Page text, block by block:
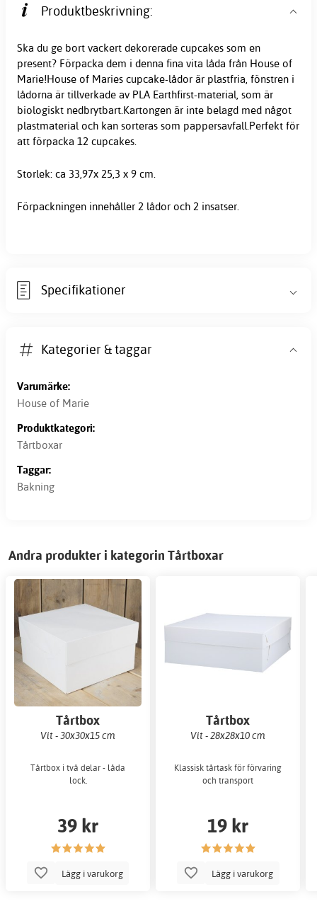
Produktbeskrivning:
Ska du ge bort vackert dekorerade cupcakes som en
present? Förpacka dem i denna fina vita låda från House of
Marie!House of Maries cupcake-lådor är plastfria, fönstren i
lådorna är tillverkade av PLA Earthfirst-material, som är
biologiskt nedbrytbart.Kartongen är inte belagd med något
plastmaterial och kan sorteras som pappersavfall.Perfekt för
att förpacka 12 cupcakes.
Storlek: ca 33,97x 25,3 x 9 cm.
Förpackningen innehåller 2 lådor och 2 insatser.
Specifikationer
Kategorier & taggar
Varumärke:
House of Marie
Produktkategori:
Tårtboxar
Taggar:
Bakning
Andra produkter i kategorin Tårtboxar
Tårtbox
Vit - 30x30x15 cm
Tårtbox i två delar - låda
lock.
39 kr
Lägg i varukorg
Tårtbox
Vit - 28x28x10 cm
Klassisk tårtask för förvaring
och transport
19 kr
Lägg i varukorg